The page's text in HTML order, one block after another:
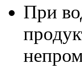
При